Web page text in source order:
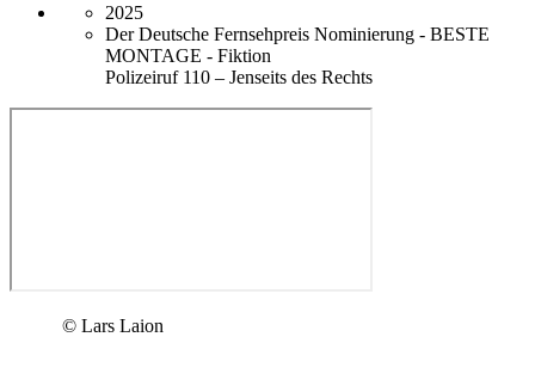
2025
Der Deutsche Fernsehpreis Nominierung - BESTE
MONTAGE - Fiktion
Polizeiruf 110 – Jenseits des Rechts
© Lars Laion